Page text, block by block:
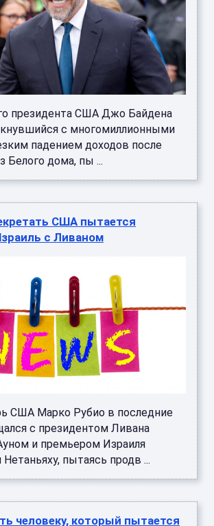
президента США Джо Байдена
с многомиллионными
падением доходов после
Белого дома, пы ...
США пытается
с Ливаном
США Марко Рубио в последние
с президентом Ливана
и премьером Израиля
пытаясь продв ...
человеку, который пытается